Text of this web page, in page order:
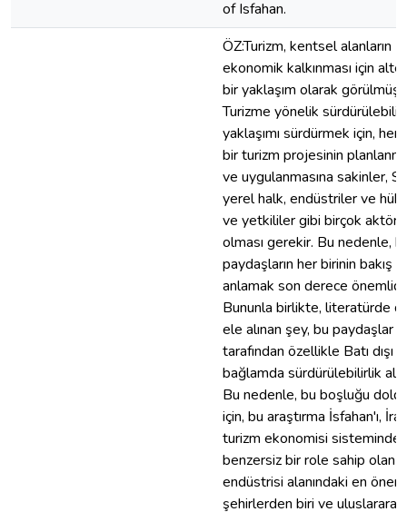
of Isfahan.
ÖZ:Turizm, kentsel alanların
ekonomik kalkınması için
bir yaklaşım olarak
Turizme yönelik sürdürülebilir
yaklaşımı sürdürmek için,
bir turizm projesinin
ve uygulanmasına sakinler,
yerel halk, endüstriler ve
ve yetkililer gibi birçok
olması gerekir. Bu nedenle,
paydaşların her birinin bakış
anlamak son derece
Bununla birlikte, literatürde
ele alınan şey, bu paydaşlar
tarafından özellikle Batı dışı
bağlamda sürdürülebilirlik
Bu nedenle, bu boşluğu
için, bu araştırma İsfahan'ı,
turizm ekonomisi sisteminde
benzersiz bir role sahip olan
endüstrisi alanındaki en
şehirlerden biri ve